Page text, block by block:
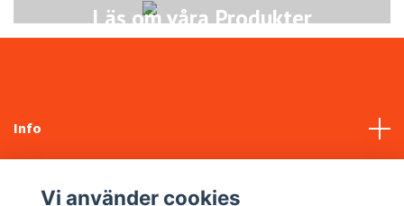
Läs om våra Produkter
Info
Vi använder cookies